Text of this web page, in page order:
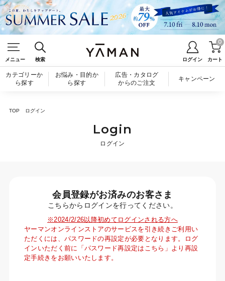
メニュー 検索 ログイン カート
0
カテゴリーか
ら探す
お悩み・目的か
ら探す
広告・カタログ
からのご注文
キャンペーン
TOP ログイン
Login
ログイン
会員登録がお済みのお客さま
こちらからログインを行ってください。
※2024/2/26以降初めてログインされる方へ
ヤーマンオンラインストアのサービスを引き続きご利用い
ただくには、パスワードの再設定が必要となります。ログ
インいただく前に「パスワード再設定はこちら」より再設
定手続きをお願いいたします。